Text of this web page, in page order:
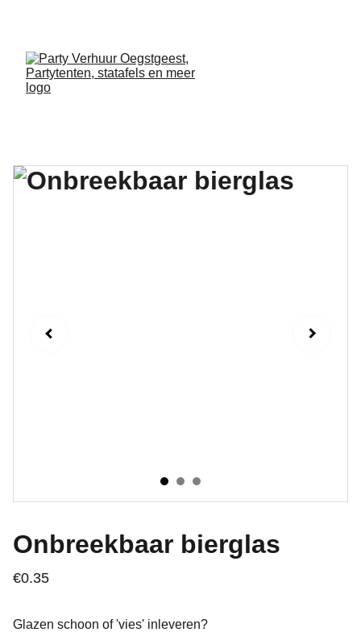
Onbreekbaar bierglas
€0.35
Glazen schoon of 'vies' inleveren?